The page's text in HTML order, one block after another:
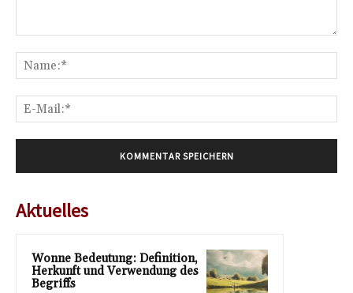
Aktuelles
Wonne Bedeutung: Definition,
Herkunft und Verwendung des
Begriffs